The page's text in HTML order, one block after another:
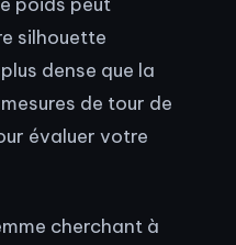
silhouette
dense que la
de tour de
évaluer votre
cherchant à